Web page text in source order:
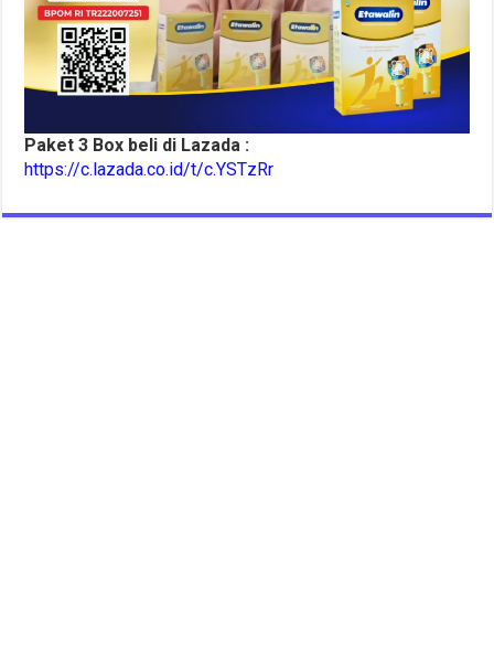
Paket 3 Box beli di Lazada :
https://c.lazada.co.id/t/c.YSTzRr